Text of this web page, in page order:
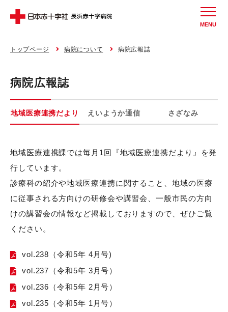
MENU
トップページ 病院について 病院広報誌
病院広報誌
地域医療連携だより えいようか通信 さざなみ
地域医療連携課では毎月1回『地域医療連携だより』を発
行しています。
診療科の紹介や地域医療連携に関すること、地域の医療
に従事される方向けの研修会や講習会、一般市民の方向
けの講習会の情報など掲載しておりますので、ぜひご覧
ください。
vol.238（令和5年 4月号)
vol.237（令和5年 3月号）
vol.236（令和5年 2月号）
vol.235（令和5年 1月号）